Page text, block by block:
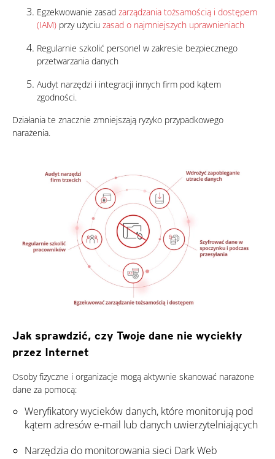
Egzekwowanie zasad zarządzania tożsamością i dostępem
(IAM) przy użyciu zasad o najmniejszych uprawnieniach
Regularnie szkolić personel w zakresie bezpiecznego
przetwarzania danych
Audyt narzędzi i integracji innych firm pod kątem
zgodności.
Działania te znacznie zmniejszają ryzyko przypadkowego
narażenia.
Jak sprawdzić, czy Twoje dane nie wyciekły
przez Internet
Osoby fizyczne i organizacje mogą aktywnie skanować narażone
dane za pomocą:
Weryfikatory wycieków danych, które monitorują pod
kątem adresów e-mail lub danych uwierzytelniających
Narzędzia do monitorowania sieci Dark Web